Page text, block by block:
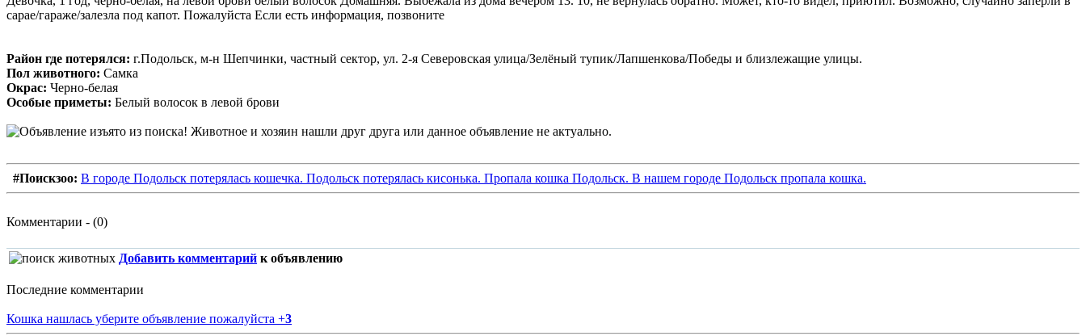
сарае/гараже/залезла под капот. Пожалуйста Если есть информация, позвоните
Район где потерялся: г.Подольск, м-н Шепчинки, частный сектор, ул. 2-я Северовская улица/Зелёный тупик/Лапшенкова/Победы и близлежащие улицы.
Пол животного: Самка
Окрас: Черно-белая
Особые приметы: Белый волосок в левой брови
#Поискзоо: В городе Подольск потерялась кошечка. Подольск потерялась кисонька. Пропала кошка Подольск. В нашем городе Подольск пропала кошка.
Комментарии - (0)
Добавить комментарий к объявлению
Последние комментарии
Кошка нашлась уберите объявление пожалуйста +3